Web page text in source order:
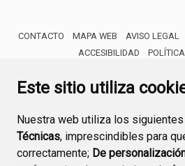
Este sitio utiliza
Nuestra web utiliza los
Técnicas, imprescindibles para
correctamente; De
CONTACTO MAPA WEB AVISO LEGAL
ACCESIBILIDAD